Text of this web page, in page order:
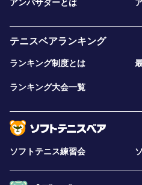
アンバサダーとは
テニスベアランキング
ランキング制度とは
ランキング大会一覧
ソフトテニス練習会